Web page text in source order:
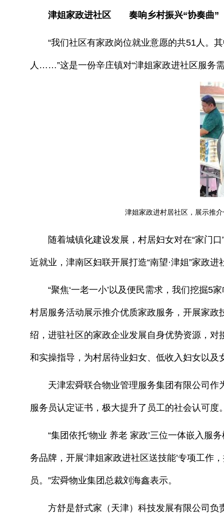
津姐家政进社区 奏响乡村振兴“协奏曲”
“我们社区有家政岗位就业意愿的共51人。其
人……”这是一份辛庄镇对“津姐家政进社区服务
津姐家政进村居社区，展示推
随着城镇化建设发展，村居妇女对在“家门口
近就业，津南区妇联开展打造“南望·津姐”家政
“聚焦‘一老一小’以及便民需求，我们挖掘5
村居服务活动展示推介优质家政服务，开展家
绍，进驻社区的家政企业发展自身优势资源，
和实操指导，为村居待业妇女、低收入妇女以及
天津宏舜联合物业管理服务集团有限公司作
服务员认定证书，极大提升了员工的社会认可度
“集团依托‘物业 养老 家政’三位一体嵌入服务
务品牌，开展‘津姐家政进社区送技能’专项工作
员。”宏舜物业集团总裁刘海鑫表示。
方舒是舒式家（天津）科技发展有限公司负责